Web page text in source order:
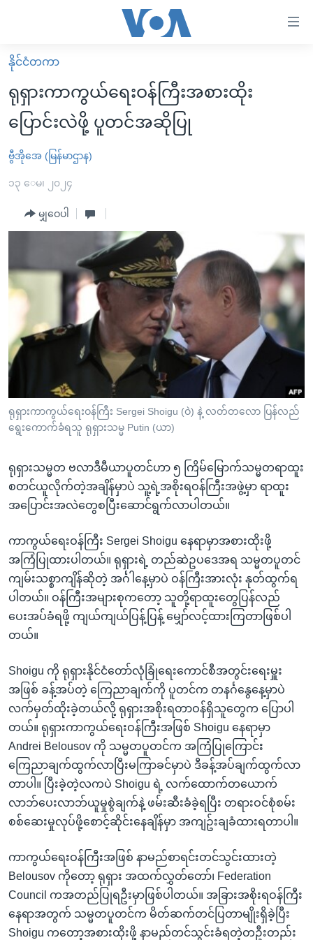
လွယ်ကူ
စေ
သည့်
Link
များ
ပင်မ
ရန်
ပင်မ
ညွန်း
စာမျက်နှာ
သို့
ကြည့်
ရန်
ရန်
နေရာ
သို့
ရန်
မူလစာမျက်နှာ
မြန်မာ
ကမ္ဘာ့သတင်းများ
နိုင်ငံတကာ
အစ္စရေး-ပါလက်စတိုင်း
ဗွီဒီယို
အင်္ဂလိပ်စာလေ့လာမယ်
အမေရိကန်သုံးအီဒီယံ
မကြေးမုံရဲ့ အင်္ဂလိပ်စာ
ရုပ်ရှင်ထဲက အင်္ဂလိပ်စာ
သုတပဒေသာ အင်္ဂလိပ်စာ
အပတ်စဉ်ကဏ္ဍများ
ရေဒီယို
တီဗွီ
ရေဒီယိုနှင့်ရုပ်သံ အချက်အလက်များ
ရေဒီယို/တီဗွီအစီအစဉ်
Learning English
ဗွီအိုအေ လူမှုကွန်ယက်များ
နိုင်ငံတကာ
ရုရှားကာကွယ်ရေးဝန်ကြီးအစားထိုး
ပြောင်းလဲဖို့ ပူတင်အဆိုပြု
ဗွီအိုအေ (မြန်မာဌာန)
၁၃ ေမ၊ ၂၀၂၄
မျှဝေပါ
ရုရှားကာကွယ်ရေးဝန်ကြီး Sergei Shoigu (ဝဲ) နဲ့ လတ်တလော ပြန်လည်
ရွေးကောက်ခံရသူ ရုရှားသမ္မ Putin (ယာ)
ရုရှားသမ္မတ ဗလာဒီမီယာပူတင်ဟာ ၅ ကြိမ်မြောက်သမ္မတရာထူး
စတင်ယူလိုက်တဲ့အချိန်မှာပဲ သူ့ရဲ့အစိုးရဝန်ကြီးအဖွဲ့မှာ ရာထူး
အပြောင်းအလဲတွေစပြီးဆောင်ရွက်လာပါတယ်။
ကာကွယ်ရေးဝန်ကြီး Sergei Shoigu နေရာမှာအစားထိုးဖို့
အကြံပြုထားပါတယ်။ ရုရှားရဲ့ တည်ဆဲဥပဒေအရ သမ္မတပူတင်
ကျမ်းသစ္စာကျိန်ဆိုတဲ့ အင်္ဂါနေ့မှာပဲ ဝန်ကြီးအားလုံး နုတ်ထွက်ရ
ပါတယ်။ ဝန်ကြီးအများစုကတော့ သူတို့ရာထူးတွေပြန်လည်
ပေးအပ်ခံရဖို့ ကျယ်ကျယ်ပြန့်ပြန့် မျှော်လင့်ထားကြတာဖြစ်ပါ
တယ်။
Shoigu ကို ရုရှားနိုင်ငံတော်လုံခြုံရေးကောင်စီအတွင်းရေးမှူး
အဖြစ် ခန့်အပ်တဲ့ ကြေညာချက်ကို ပူတင်က တနင်္ဂနွေနေ့မှာပဲ
လက်မှတ်ထိုးခဲ့တယ်လို့ ရုရှားအစိုးရတာဝန်ရှိသူတွေက ပြောပါ
တယ်။ ရုရှားကာကွယ်ရေးဝန်ကြီးအဖြစ် Shoigu နေရာမှာ
Andrei Belousov ကို သမ္မတပူတင်က အကြံပြုကြောင်း
ကြေညာချက်ထွက်လာပြီးမကြာခင်မှာပဲ ဒီခန့်အပ်ချက်ထွက်လာ
တာပါ။ ပြီးခဲ့တဲ့လကပဲ Shoigu ရဲ့ လက်ထောက်တယောက်
လာဘ်ပေးလာဘ်ယူမှုစွဲချက်နဲ့ ဖမ်းဆီးခံခဲ့ရပြီး တရားဝင်စုံစမ်း
စစ်ဆေးမှုလုပ်ဖို့စောင့်ဆိုင်းနေချိန်မှာ အကျဥ်းချခံထားရတာပါ။
ကာကွယ်ရေးဝန်ကြီးအဖြစ် နာမည်စာရင်းတင်သွင်းထားတဲ့
Belousov ကိုတော့ ရုရှား အထက်လွှတ်တော်၊ Federation
Council ကအတည်ပြုရဦးမှာဖြစ်ပါတယ်။ အခြားအစိုးရဝန်ကြီး
နေရာအတွက် သမ္မတပူတင်က မိတ်ဆက်တင်ပြတာမျိုးရှိခဲ့ပြီး
Shoigu ကတော့အစားထိုးဖို့ နာမည်တင်သွင်းခံရတဲ့တဦးတည်း